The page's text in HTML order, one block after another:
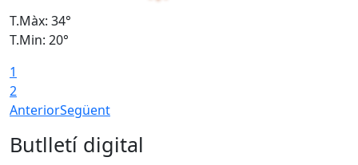
T.Màx: 34°
T.Min: 20°
1
2
AnteriorSegüent
Butlletí digital